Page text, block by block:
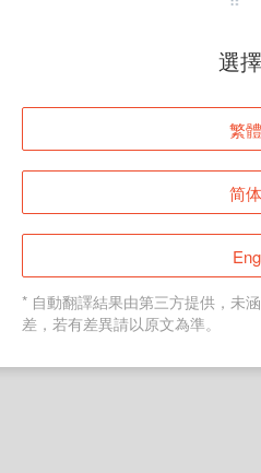
頁面
返
選
繁
简
* 自動翻譯結果由第三方提供，未
差，若有差異請以原文為準。